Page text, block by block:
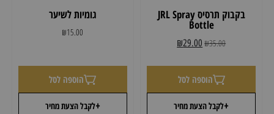
בקבוק תרסיס JRL Spray
Bottle
₪35.00
₪29.00
+לקבל הצעת מחיר
הוספה לסל
גומיות לשיער
₪15.00
+לקבל הצעת מחיר
הוספה לסל